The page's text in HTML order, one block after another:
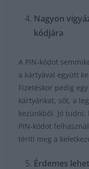
Nagyon
kódjára
A PIN-kódot
a kártyával együtt
Fizetéskor pedig
kártyánkat, sőt, a
kezünkből. Jó
PIN-kódot
téríti meg a
Érdemes